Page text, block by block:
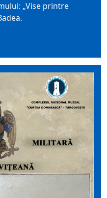
„Vise printre